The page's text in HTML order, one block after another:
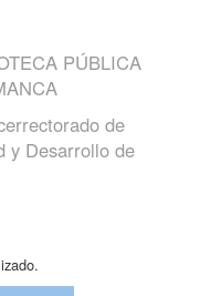
PÚBLICA
de
y Desarrollo de